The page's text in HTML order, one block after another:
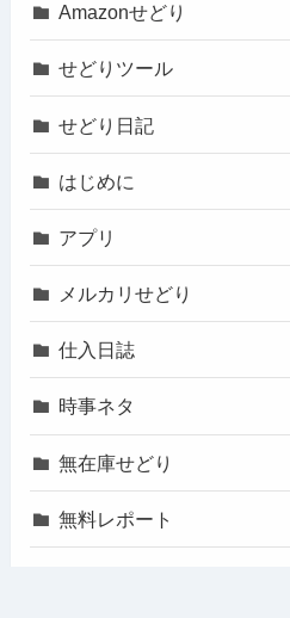
Amazonせどり
せどりツール
せどり日記
はじめに
アプリ
メルカリせどり
仕入日誌
時事ネタ
無在庫せどり
無料レポート